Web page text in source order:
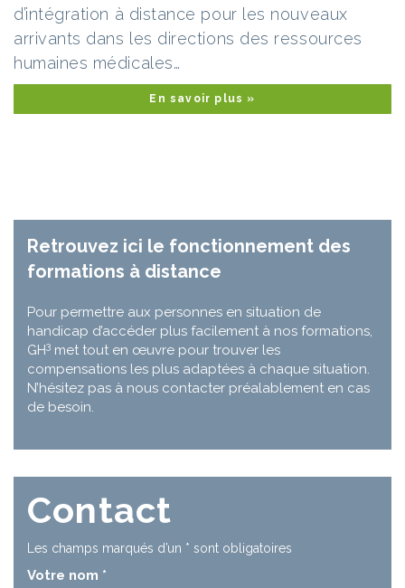
d’intégration à distance pour les nouveaux
arrivants dans les directions des ressources
humaines médicales…
En savoir plus »
Retrouvez ici le fonctionnement des
formations à distance
Pour permettre aux personnes en situation de
handicap d’accéder plus facilement à nos formations,
GH3 met tout en œuvre pour trouver les
compensations les plus adaptées à chaque situation.
N’hésitez pas à nous contacter préalablement en cas
de besoin.
Contact
Les champs marqués d’un * sont obligatoires
Votre nom *